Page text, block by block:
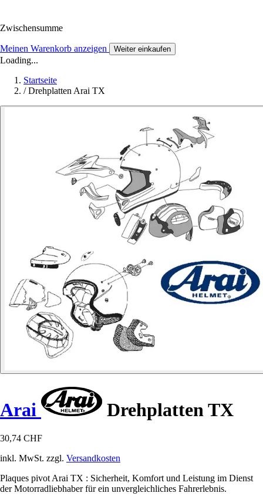
Zwischensumme
Meinen Warenkorb anzeigen Weiter einkaufen
Loading...
Startseite
/ Drehplatten Arai TX
Arai Drehplatten TX
30,74 CHF
inkl. MwSt. zzgl. Versandkosten
Plaques pivot Arai TX : Sicherheit, Komfort und Leistung im Dienst
der Motorradliebhaber für ein unvergleichliches Fahrerlebnis.